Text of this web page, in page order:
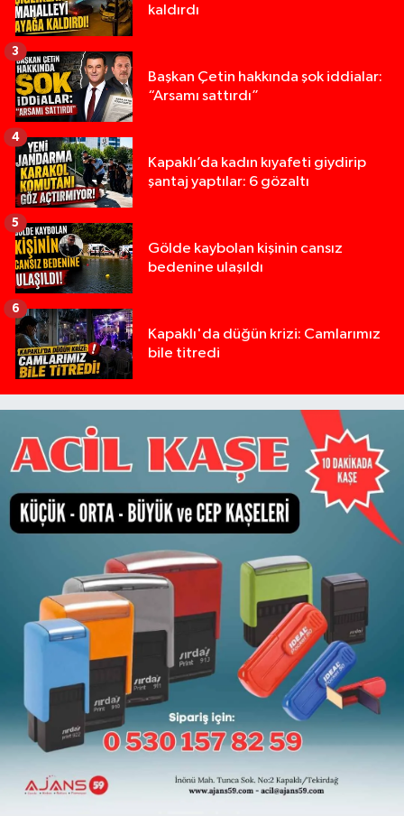
kaldırdı
Başkan Çetin hakkında şok iddialar:
“Arsamı sattırdı”
3
Kapaklı’da kadın kıyafeti giydirip
şantaj yaptılar: 6 gözaltı
4
Gölde kaybolan kişinin cansız
bedenine ulaşıldı
5
Kapaklı'da düğün krizi: Camlarımız
bile titredi
6